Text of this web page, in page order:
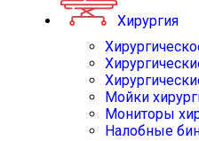
Хирургия
Мойки
Мониторы
Налобные